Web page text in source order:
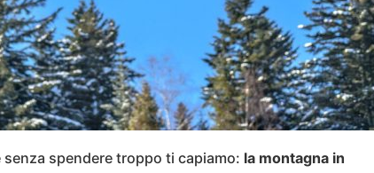
spendere troppo ti capiamo: la montagna in